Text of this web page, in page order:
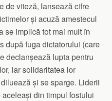
de viteză, lansează cifre
și acuză amestecul
se implică tot mai mult în
după fuga dictatorului (care
declan­șează lupta pentru
iar solidaritatea lor
și se sparge. Liderii
din timpul fostului